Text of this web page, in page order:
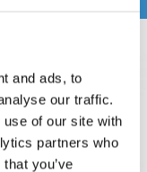
and ads, to
our traffic.
of our site with
partners who
you’ve